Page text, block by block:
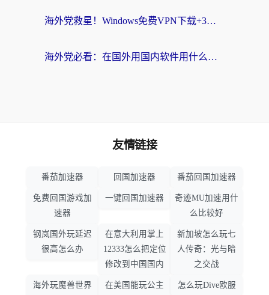
海外党救星！Windows免费VPN下载+3步搞定国内资源无缝访问
海外党必看：在国外用国内软件用什么加速器好？解决追剧游戏办公的终极指南
友情链接
番茄加速器 回国加速器 番茄回国加速器
免费回国游戏加
速器
一键回国加速器
奇迹MU加速用什
么比较好
钢岚国外玩延迟
很高怎么办
在意大利用掌上
12333怎么把定位
修改到中国国内
新加坡怎么玩七
人传奇：光与暗
之交战
海外玩魔兽世界 在美国能玩公主 怎么玩Dive欧服